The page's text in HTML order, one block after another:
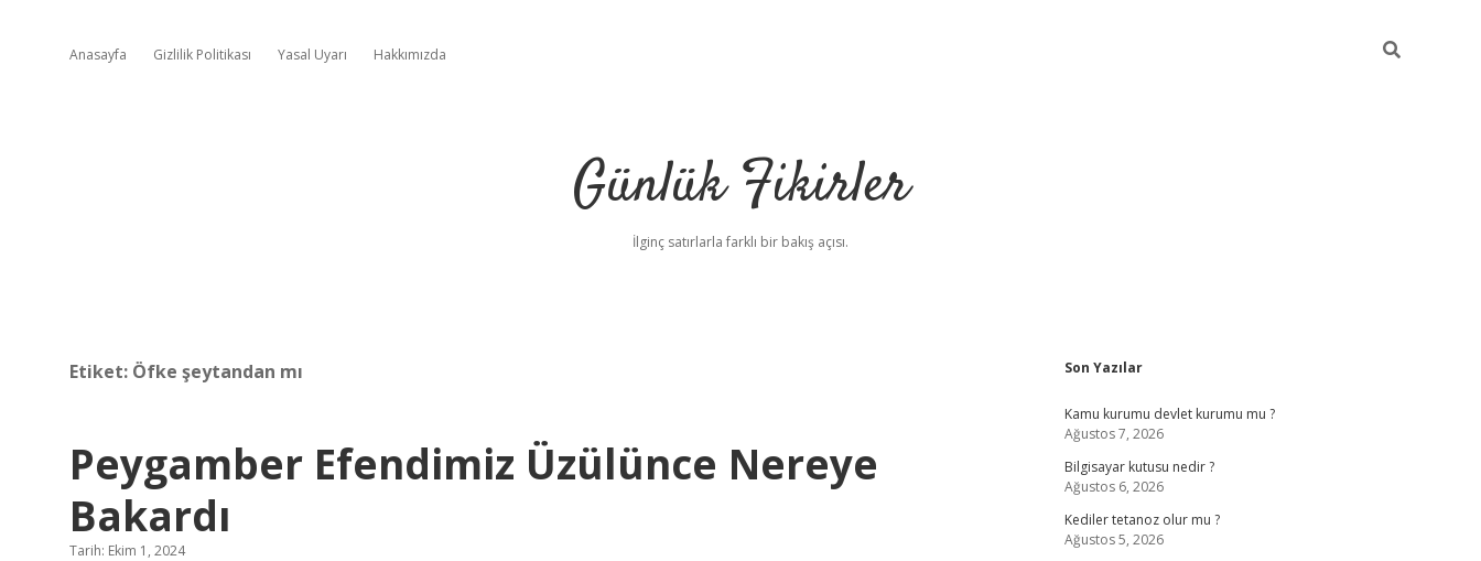
Anasayfa Gizlilik Politikası Yasal Uyarı Hakkımızda
Günlük Fikirler
İlginç satırlarla farklı bir bakış açısı.
Etiket: Öfke şeytandan mı
Peygamber Efendimiz Üzülünce Nereye
Bakardı
Tarih: Ekim 1, 2024
Sidebar
Son Yazılar
Kamu kurumu devlet kurumu mu ?
Ağustos 7, 2026
Bilgisayar kutusu nedir ?
Ağustos 6, 2026
Kediler tetanoz olur mu ?
Ağustos 5, 2026